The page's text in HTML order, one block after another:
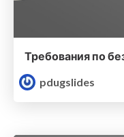
pdugslides